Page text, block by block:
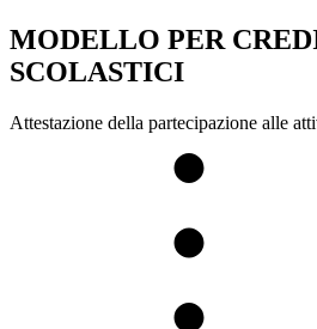
MODELLO PER
SCOLASTICI
Attestazione della partecipazione alle